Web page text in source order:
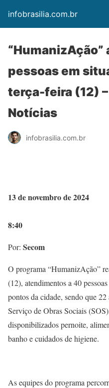
infobrasilia.com.br
“HumanizAção”
pessoas em
terça-feira (12)
Notícias
infobrasilia.com.br
13 de novembro de 2024
8:40
Por: Secom
O programa “HumanizAção”
(12), atendimentos a 40
pontos da cidade, sendo que
Serviço de Obras Sociais
disponibilizados pernoite,
banho e cuidados de higiene.
As equipes do programa